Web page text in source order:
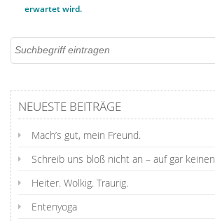
erwartet wird.
NEUESTE BEITRÄGE
Mach’s gut, mein Freund.
Schreib uns bloß nicht an – auf gar
Heiter. Wolkig. Traurig.
Entenyoga